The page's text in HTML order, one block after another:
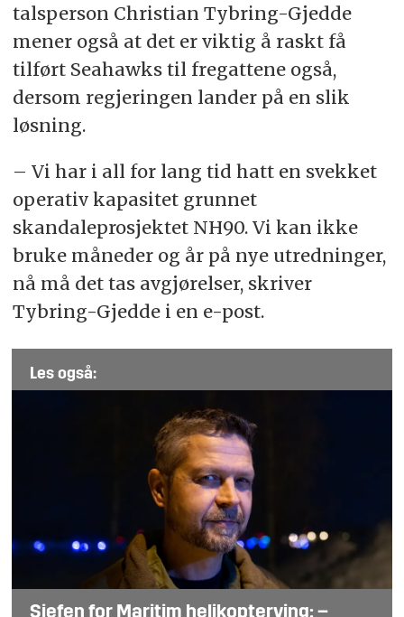
talsperson Christian Tybring-Gjedde
mener også at det er viktig å raskt få
tilført Seahawks til fregattene også,
dersom regjeringen lander på en slik
løsning.
– Vi har i all for lang tid hatt en svekket
operativ kapasitet grunnet
skandaleprosjektet NH90. Vi kan ikke
bruke måneder og år på nye utredninger,
nå må det tas avgjørelser, skriver
Tybring-Gjedde i en e-post.
Les også:
Sjefen for Maritim helikopterving: –